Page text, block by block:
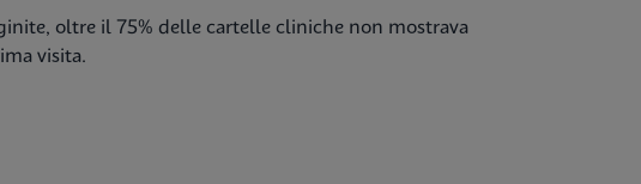
oltre il 75% delle cartelle cliniche non mostrava
visita.